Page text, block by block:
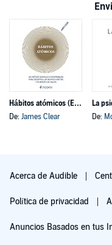
Hábitos atómicos (Español neutro)
De: James Clear
De:
Acerca de Audible
Política de privacidad
Anuncios Basados en tus